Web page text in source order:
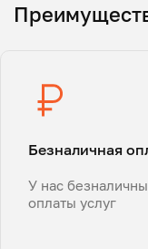
Безналичная
У нас
оплаты услуг